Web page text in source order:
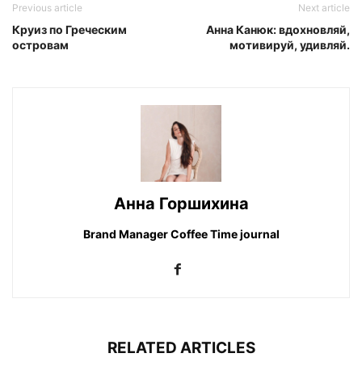
Previous article
Круиз по Греческим
островам
Next article
Анна Канюк: вдохновляй,
мотивируй, удивляй.
Анна Горшихина
Brand Manager Coffee Time journal
RELATED ARTICLES